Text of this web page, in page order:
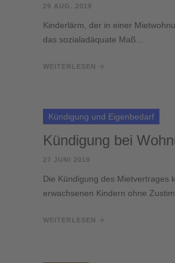
29 AUG. 2019
Kinderlärm, der in einer
das sozialadäquate Maß...
WEITERLESEN
Kündigung und Eigenbedarf
Kündigung bei
27 JUNI 2019
Die Kündigung des Mietvertrages
erwachsenen Kindern ohne
WEITERLESEN